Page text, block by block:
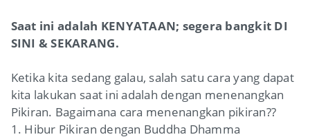
Saat ini adalah KENYATAAN; segera bangkit DI
SINI & SEKARANG.
Ketika kita sedang galau, salah satu cara yang dapat
kita lakukan saat ini adalah dengan menenangkan
Pikiran. Bagaimana cara menenangkan pikiran??
1. Hibur Pikiran dengan Buddha Dhamma